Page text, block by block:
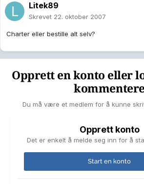
Litek89
Skrevet 22. oktober 2007
Charter eller bestille alt selv?
Opprett en konto eller
Du må være et medlem for å kunne
Opprett konto
Det er enkelt å melde seg inn for å
Start en konto